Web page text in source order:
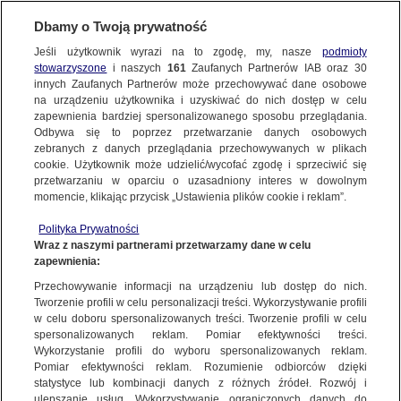
FAKTY | FAKTY PO POŁUDNIU
Posiedzenia Sejmu i Senatu przełożone. Powodem koronawirus
NAJNOWSZE
ZOBACZ FAKTY
FAKTY PO FAKTACH
FAKTY O ŚWIECIE
WIĘCEJ
KANAŁY
Dzień dobry!
Jedno konto do wszystkich usług
Dbamy o Twoją prywatność
Jeśli użytkownik wyrazi na to zgodę, my, nasze podmioty
stowarzyszone i naszych 161Zaufanych Partnerów IAB oraz 30
innych Zaufanych Partnerów może przechowywać dane osobowe
na urządzeniu użytkownika i uzyskiwać do nich dostęp w celu
zapewnienia bardziej spersonalizowanego sposobu przeglądania.
Odbywa się to poprzez przetwarzanie danych osobowych
zebranych z danych przeglądania przechowywanych w plikach
cookie. Użytkownik może udzielić/wycofać zgodę i sprzeciwić się
przetwarzaniu w oparciu o uzasadniony interes w dowolnym
momencie, klikając przycisk „Ustawienia plików cookie i reklam”.
Polityka Prywatności
Wraz z naszymi partnerami przetwarzamy dane w celu
zapewnienia:
Przechowywanie informacji na urządzeniu lub dostęp do nich.
Tworzenie profili w celu personalizacji treści. Wykorzystywanie profili
w celu doboru spersonalizowanych treści. Tworzenie profili w celu
spersonalizowanych reklam. Pomiar efektywności treści.
Wykorzystanie profili do wyboru spersonalizowanych reklam.
Pomiar efektywności reklam. Rozumienie odbiorców dzięki
statystyce lub kombinacji danych z różnych źródeł. Rozwój i